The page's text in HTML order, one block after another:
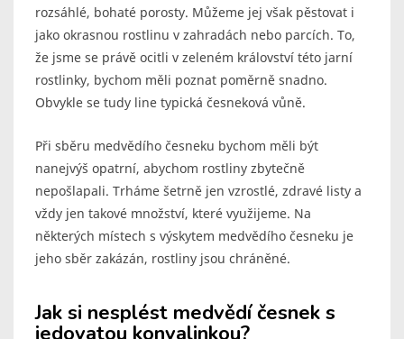
rozsáhlé, bohaté porosty. Můžeme jej však pěstovat i
jako okrasnou rostlinu v zahradách nebo parcích. To,
že jsme se právě ocitli v zeleném království této jarní
rostlinky, bychom měli poznat poměrně snadno.
Obvykle se tudy line typická česneková vůně.
Při sběru medvědího česneku bychom měli být
nanejvýš opatrní, abychom rostliny zbytečně
nepošlapali. Trháme šetrně jen vzrostlé, zdravé listy a
vždy jen takové množství, které využijeme. Na
některých místech s výskytem medvědího česneku je
jeho sběr zakázán, rostliny jsou chráněné.
Jak si nesplést medvědí česnek s